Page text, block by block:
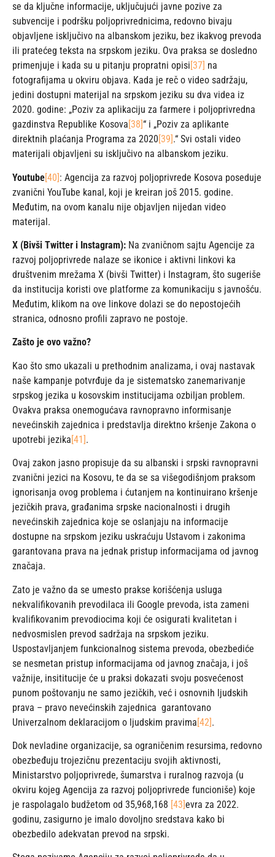
se da ključne informacije, uključujući javne pozive za
subvencije i podršku poljoprivrednicima, redovno bivaju
objavljene isključivo na albanskom jeziku, bez ikakvog prevoda
ili pratećeg teksta na srpskom jeziku. Ova praksa se dosledno
primenjuje i kada su u pitanju propratni opisi [37] na
fotografijama u okviru objava. Kada je reč o video sadržaju,
jedini dostupni materijal na srpskom jeziku su dva videa iz
2020. godine: „Poziv za aplikaciju za farmere i poljoprivredna
gazdinstva Republike Kosova [38]“ i „Poziv za aplikante
direktnih plaćanja Programa za 2020 [39] .“ Svi ostali video
materijali objavljeni su isključivo na albanskom jeziku.
Youtube[40]: Agencija za razvoj poljoprivrede Kosova poseduje
zvanični YouTube kanal, koji je kreiran još 2015. godine.
Međutim, na ovom kanalu nije objavljen nijedan video
materijal.
X (Bivši Twitter i Instagram): Na zvaničnom sajtu Agencije za
razvoj poljoprivrede nalaze se ikonice i aktivni linkovi ka
društvenim mrežama X (bivši Twitter) i Instagram, što sugeriše
da institucija koristi ove platforme za komunikaciju s javnošću.
Međutim, klikom na ove linkove dolazi se do nepostojećih
stranica, odnosno profili zapravo ne postoje.
Zašto je ovo važno?
Kao što smo ukazali u prethodnim analizama, i ovaj nastavak
naše kampanje potvrđuje da je sistematsko zanemarivanje
srpskog jezika u kosovskim institucijama ozbiljan problem.
Ovakva praksa onemogućava ravnopravno informisanje
nevećinskih zajednica i predstavlja direktno kršenje Zakona o
upotrebi jezika[41].
Ovaj zakon jasno propisuje da su albanski i srpski ravnopravni
zvanični jezici na Kosovu, te da se sa višegodišnjom praksom
ignorisanja ovog problema i ćutanjem na kontinuirano kršenje
jezičkih prava, građanima srpske nacionalnosti i drugih
nevećinskih zajednica koje se oslanjaju na informacije
dostupne na srpskom jeziku uskraćuju Ustavom i zakonima
garantovana prava na jednak pristup informacijama od javnog
značaja.
Zato je važno da se umesto prakse korišćenja usluga
nekvalifikovanih prevodilaca ili Google prevoda, ista zameni
kvalifikovanim prevodiocima koji će osigurati kvalitetan i
nedvosmislen prevod sadržaja na srpskom jeziku.
Uspostavljanjem funkcionalnog sistema prevoda, obezbediće
se nesmetan pristup informacijama od javnog značaja, i još
važnije, insititucije će u praksi dokazati svoju posvećenost
punom poštovanju ne samo jezičkih, već i osnovnih ljudskih
prava – pravo nevećinskih zajednica garantovano
Univerzalnom deklaracijom o ljudskim pravima[42].
Dok nevladine organizacije, sa ograničenim resursima, redovno
obezbeđuju trojezičnu prezentaciju svojih aktivnosti,
Ministarstvo poljoprivrede, šumarstva i ruralnog razvoja (u
okviru kojeg Agencija za razvoj poljoprivrede funcioniše) koje
je raspolagalo budžetom od 35,968,168 [43]evra za 2022.
godinu, zasigurno je imalo dovoljno sredstava kako bi
obezbedilo adekvatan prevod na srpski.